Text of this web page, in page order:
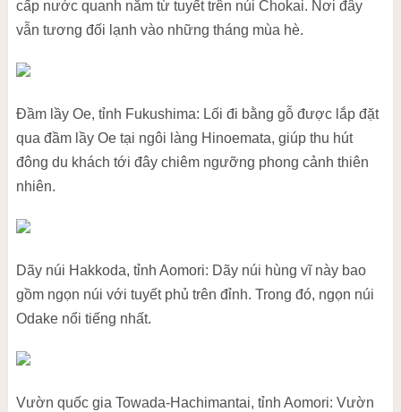
cấp nước quanh năm từ tuyết trên núi Chokai. Nơi đây
vẫn tương đối lạnh vào những tháng mùa hè.
Đầm lầy Oe, tỉnh Fukushima: Lối đi bằng gỗ được lắp đặt
qua đầm lầy Oe tại ngôi làng Hinoemata, giúp thu hút
đông du khách tới đây chiêm ngưỡng phong cảnh thiên
nhiên.
Dãy núi Hakkoda, tỉnh Aomori: Dãy núi hùng vĩ này bao
gồm ngọn núi với tuyết phủ trên đỉnh. Trong đó, ngọn núi
Odake nổi tiếng nhất.
Vườn quốc gia Towada-Hachimantai, tỉnh Aomori: Vườn